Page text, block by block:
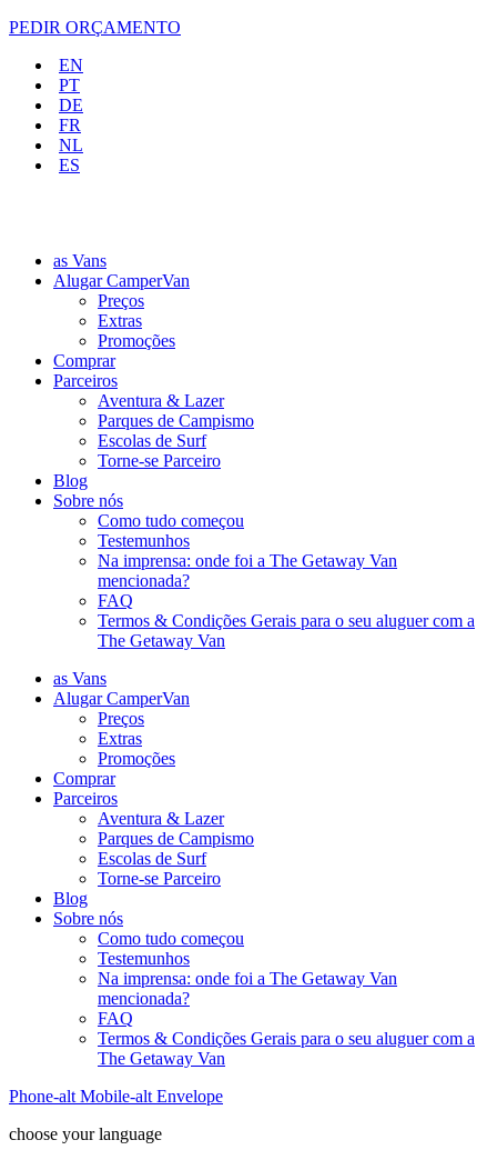
PEDIR ORÇAMENTO
EN
PT
DE
FR
NL
ES
as Vans
Alugar CamperVan
Preços
Extras
Promoções
Comprar
Parceiros
Aventura & Lazer
Parques de Campismo
Escolas de Surf
Torne-se Parceiro
Blog
Sobre nós
Como tudo começou
Testemunhos
Na imprensa: onde foi a The Getaway Van
mencionada?
FAQ
Termos & Condições Gerais para o seu aluguer com a
The Getaway Van
as Vans
Alugar CamperVan
Preços
Extras
Promoções
Comprar
Parceiros
Aventura & Lazer
Parques de Campismo
Escolas de Surf
Torne-se Parceiro
Blog
Sobre nós
Como tudo começou
Testemunhos
Na imprensa: onde foi a The Getaway Van
mencionada?
FAQ
Termos & Condições Gerais para o seu aluguer com a
The Getaway Van
Phone-alt Mobile-alt Envelope
choose your language